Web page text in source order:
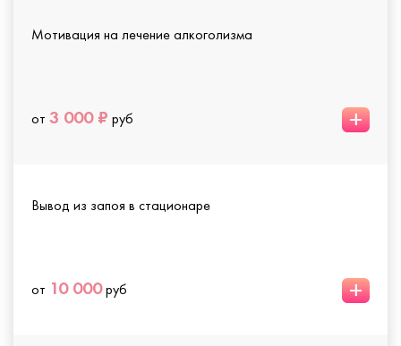
Мотивация на лечение алкоголизма
от 3 000 ₽ руб +
Вывод из запоя в стационаре
от 10 000руб +